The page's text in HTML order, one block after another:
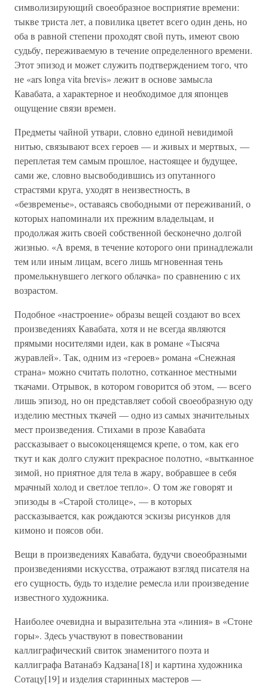
символизирующий своеобразное восприятие времени:
тыкве триста лет, а повилика цветет всего один день, но
оба в равной степени проходят свой путь, имеют свою
судьбу, переживаемую в течение определенного времени.
Этот эпизод и может служить подтверждением того, что
не «ars longa vita brevis» лежит в основе замысла
Кавабата, а характерное и необходимое для японцев
ощущение связи времен.
Предметы чайной утвари, словно единой невидимой
нитью, связывают всех героев — и живых и мертвых, —
переплетая тем самым прошлое, настоящее и будущее,
сами же, словно высвободившись из опутанного
страстями круга, уходят в неизвестность, в
«безвременье», оставаясь свободными от переживаний, о
которых напоминали их прежним владельцам, и
продолжая жить своей собственной бесконечно долгой
жизнью. «А время, в течение которого они принадлежали
тем или иным лицам, всего лишь мгновенная тень
промелькнувшего легкого облачка» по сравнению с их
возрастом.
Подобное «настроение» образы вещей создают во всех
произведениях Кавабата, хотя и не всегда являются
прямыми носителями идеи, как в романе «Тысяча
журавлей». Так, одним из «героев» романа «Снежная
страна» можно считать полотно, сотканное местными
ткачами. Отрывок, в котором говорится об этом, — всего
лишь эпизод, но он представляет собой своеобразную оду
изделию местных ткачей — одно из самых значительных
мест произведения. Стихами в прозе Кавабата
рассказывает о высокоценящемся крепе, о том, как его
ткут и как долго служит прекрасное полотно, «вытканное
зимой, но приятное для тела в жару, вобравшее в себя
мрачный холод и светлое тепло». О том же говорят и
эпизоды в «Старой столице», — в которых
рассказывается, как рождаются эскизы рисунков для
кимоно и поясов оби.
Вещи в произведениях Кавабата, будучи своеобразными
произведениями искусства, отражают взгляд писателя на
его сущность, будь то изделие ремесла или произведение
известного художника.
Наиболее очевидна и выразительна эта «линия» в «Стоне
горы». Здесь участвуют в повествовании
каллиграфический свиток знаменитого поэта и
каллиграфа Ватанабэ Кадзана[18] и картина художника
Сотацу[19] и изделия старинных мастеров —